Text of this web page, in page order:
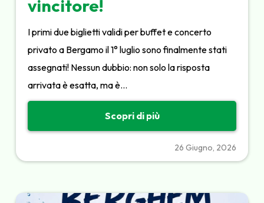
vincitore!
I primi due biglietti validi per buffet e concerto
privato a Bergamo il 1° luglio sono finalmente stati
assegnati! Nessun dubbio: non solo la risposta
arrivata è esatta, ma è…
Scopri di più
26 Giugno, 2026